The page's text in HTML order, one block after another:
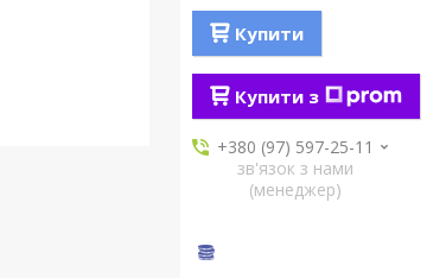
Купити
Купити з
+380 (97) 597-25-11
зв'язок з нами
(менеджер)